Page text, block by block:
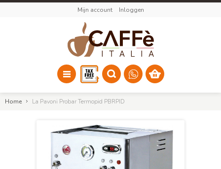
Mijn account Inloggen
Home La Pavoni Probar Termopid PBRPID